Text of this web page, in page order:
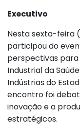
Executivo
Nesta sexta-feira
participou do
perspectivas
Industrial da
Indústrias do
encontro foi
inovação e a
estratégicos.